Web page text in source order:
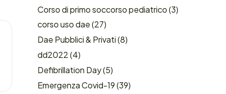
Corso di primo soccorso pediatrico(3)
corso uso dae(27)
Dae Pubblici & Privati(8)
dd2022(4)
Defibrillation Day(5)
Emergenza Covid-19(39)